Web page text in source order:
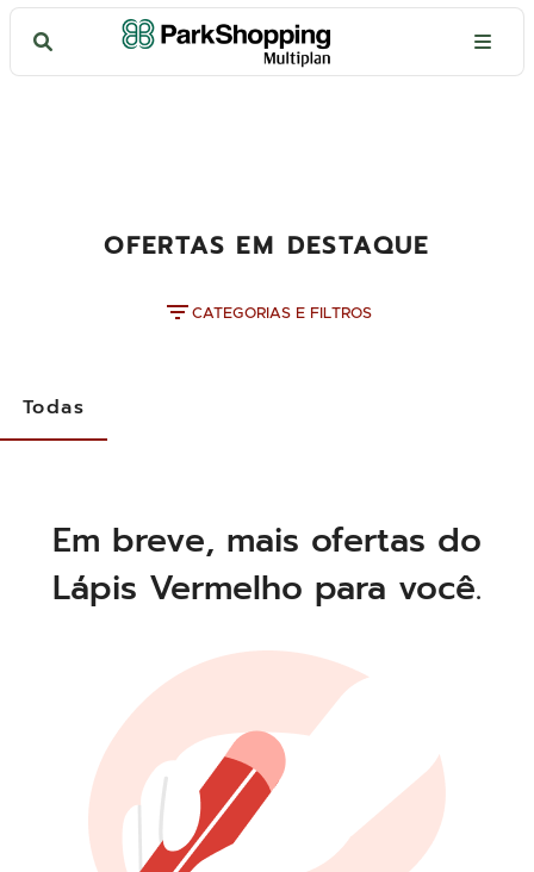
OFERTAS EM DESTAQUE
CATEGORIAS E FILTROS
Todas
Em breve, mais ofertas do
Lápis Vermelho para você.